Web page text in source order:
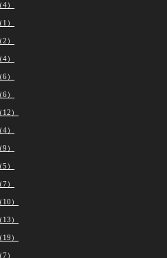
）
）
）
）
）
）
）
）
）
）
）
）
）
）
）